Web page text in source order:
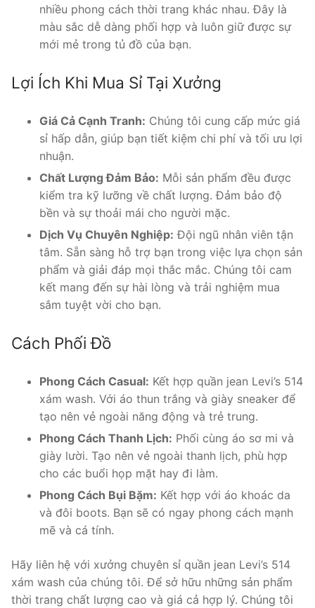
nhiều phong cách thời trang khác nhau. Đây là
màu sắc dễ dàng phối hợp và luôn giữ được sự
mới mẻ trong tủ đồ của bạn.
Lợi Ích Khi Mua Sỉ Tại Xưởng
Giá Cả Cạnh Tranh: Chúng tôi cung cấp mức giá
sỉ hấp dẫn, giúp bạn tiết kiệm chi phí và tối ưu lợi
nhuận.
Chất Lượng Đảm Bảo: Mỗi sản phẩm đều được
kiểm tra kỹ lưỡng về chất lượng. Đảm bảo độ
bền và sự thoải mái cho người mặc.
Dịch Vụ Chuyên Nghiệp: Đội ngũ nhân viên tận
tâm. Sẵn sàng hỗ trợ bạn trong việc lựa chọn sản
phẩm và giải đáp mọi thắc mắc. Chúng tôi cam
kết mang đến sự hài lòng và trải nghiệm mua
sắm tuyệt vời cho bạn.
Cách Phối Đồ
Phong Cách Casual: Kết hợp quần jean Levi’s 514
xám wash. Với áo thun trắng và giày sneaker để
tạo nên vẻ ngoài năng động và trẻ trung.
Phong Cách Thanh Lịch: Phối cùng áo sơ mi và
giày lười. Tạo nên vẻ ngoài thanh lịch, phù hợp
cho các buổi họp mặt hay đi làm.
Phong Cách Bụi Bặm: Kết hợp với áo khoác da
và đôi boots. Bạn sẽ có ngay phong cách mạnh
mẽ và cá tính.
Hãy liên hệ với xưởng chuyên sỉ quần jean Levi’s 514
xám wash của chúng tôi. Để sở hữu những sản phẩm
thời trang chất lượng cao và giá cả hợp lý. Chúng tôi